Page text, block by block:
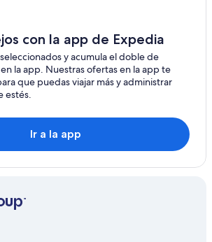
con la app de Expedia
y acumula el doble de
la app. Nuestras ofertas en la app te
que puedas viajar más y administrar
estés.
Ir a la app